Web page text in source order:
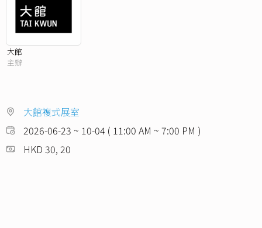
大館
主辦
大館複式展室
2026-06-23 ~ 10-04 ( 11:00 AM ~ 7:00 PM )
HKD 30, 20